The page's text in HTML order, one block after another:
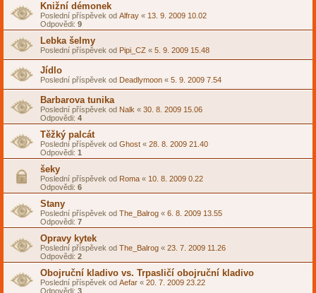
Knižní démonek
Poslední příspěvek od Alfray « 13. 9. 2009 10.02
Odpovědi: 9
Lebka šelmy
Poslední příspěvek od Pipi_CZ « 5. 9. 2009 15.48
Jídlo
Poslední příspěvek od Deadlymoon « 5. 9. 2009 7.54
Barbarova tunika
Poslední příspěvek od Nalk « 30. 8. 2009 15.06
Odpovědi: 4
Těžký palcát
Poslední příspěvek od Ghost « 28. 8. 2009 21.40
Odpovědi: 1
šeky
Poslední příspěvek od Roma « 10. 8. 2009 0.22
Odpovědi: 6
Stany
Poslední příspěvek od The_Balrog « 6. 8. 2009 13.55
Odpovědi: 7
Opravy kytek
Poslední příspěvek od The_Balrog « 23. 7. 2009 11.26
Odpovědi: 2
Obojruční kladivo vs. Trpasličí obojruční kladivo
Poslední příspěvek od Aefar « 20. 7. 2009 23.22
Odpovědi: 3